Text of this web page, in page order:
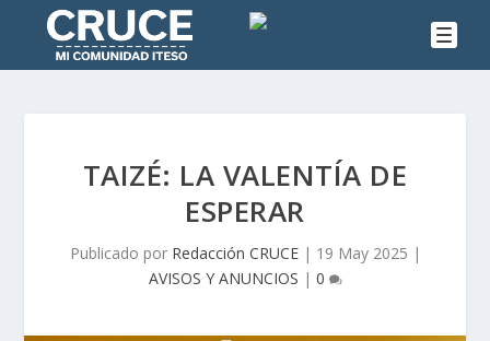
TAIZÉ: LA VALENTÍA DE
ESPERAR
Publicado por Redacción CRUCE| 19 May 2025 |
AVISOS Y ANUNCIOS | 0